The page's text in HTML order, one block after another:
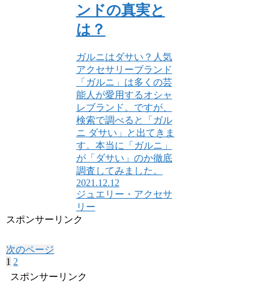
ンドの真実と
は？
ガルニはダサい？人気
アクセサリーブランド
「ガルニ」は多くの芸
能人が愛用するオシャ
レブランド。ですが、
検索で調べると「ガル
ニ ダサい」と出てきま
す。本当に「ガルニ」
が「ダサい」のか徹底
調査してみました。
2021.12.12
ジュエリー・アクセサ
リー
スポンサーリンク
次のページ
1 2
へ
スポンサーリンク